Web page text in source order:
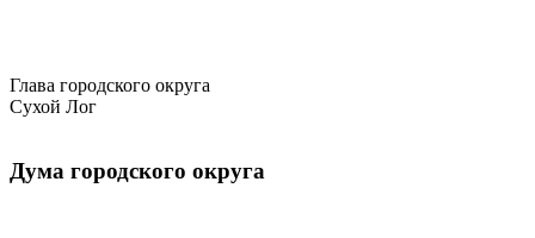
Глава городского округа
Сухой Лог
Дума городского округа